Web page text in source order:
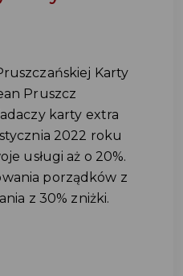
Karty
Pruszcz
karty extra
2022 roku
usługi aż o 20%.
porządków z
z 30% zniżki.